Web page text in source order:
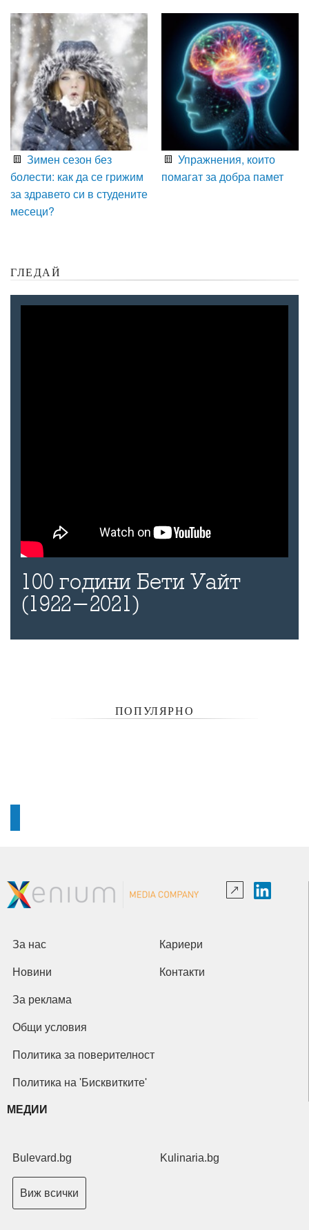
Зимен сезон без
болести: как да се грижим
за здравето си в студените
месеци?
Упражнения, които
помагат за добра памет
ГЛЕДАЙ
100 години Бети Уайт
(1922-2021)
ПОПУЛЯРНО
За нас Кариери
Новини Контакти
За реклама
Общи условия
Политика за поверителност
Политика на 'Бисквитките'
МЕДИИ
Bulevard.bg Kulinaria.bg
Виж всички